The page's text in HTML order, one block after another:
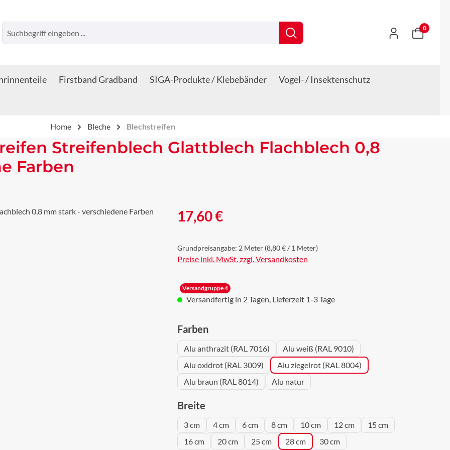
0
Firstband Gradband SIGA-Produkte / Klebebänder Vogel- / Insektenschutz
Home Bleche Blechstreifen
Streifenblech Glattblech Flachblech 0,8
Farben
Regulärer Preis:
17,60 €
Grundpreisangabe: 2 Meter (8,80 € / 1 Meter)
Preise inkl. MwSt. zzgl. Versandkosten
Versandgruppe 4
Versandfertig in 2 Tagen, Lieferzeit 1-3 Tage
Farbenauswählen
Alu anthrazit (RAL 7016)
Alu weiß (RAL 9010)
Alu oxidrot (RAL 3009)
Alu ziegelrot (RAL 8004)
Alu braun (RAL 8014)
Alu natur
Breiteauswählen
3 cm 4 cm 6 cm 8 cm 10 cm 12 cm
15 cm
16 cm
20 cm 25 cm 28 cm 30 cm